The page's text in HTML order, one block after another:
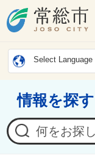
Select Language
情報を探す